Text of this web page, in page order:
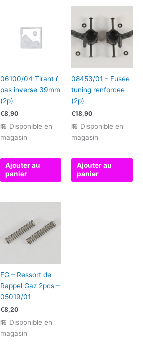
06100/04 Tirant ŕ
pas inverse 39mm
(2p)
€8,90
🏪 Disponible en
magasin
Ajouter au
panier
08453/01 – Fusée
tuning renforcee
(2p)
€18,90
🏪 Disponible en
magasin
Ajouter au
panier
FG – Ressort de
Rappel Gaz 2pcs –
05019/01
€8,20
🏪 Disponible en
magasin